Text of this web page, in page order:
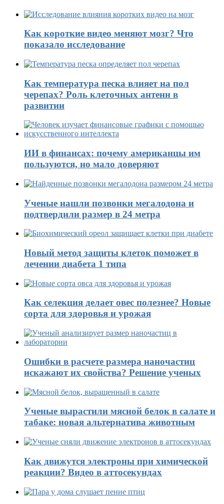
Как короткие видео меняют мозг? Что
показало исследование
Как температура песка влияет на пол
черепах? Роль клеточных антенн в
развитии
ИИ в финансах: почему американцы им
пользуются, но мало доверяют
Ученые нашли позвонки мегалодона и
подтвердили размер в 24 метра
Новый метод защиты клеток поможет в
лечении диабета 1 типа
Как селекция делает овес полезнее? Новые
сорта для здоровья и урожая
Ошибки в расчете размера наночастиц
искажают их свойства? Решение ученых
Ученые вырастили мясной белок в салате и
табаке: новая альтернатива животным
Как движутся электроны при химической
реакции? Видео в аттосекундах